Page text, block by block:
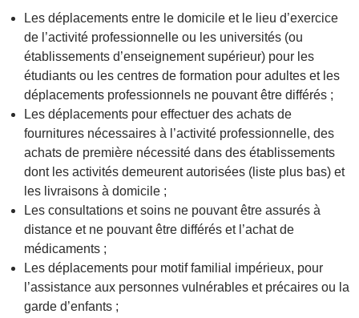
Les déplacements entre le domicile et le lieu d’exercice
de l’activité professionnelle ou les universités (ou
établissements d’enseignement supérieur) pour les
étudiants ou les centres de formation pour adultes et les
déplacements professionnels ne pouvant être différés ;
Les déplacements pour effectuer des achats de
fournitures nécessaires à l’activité professionnelle, des
achats de première nécessité dans des établissements
dont les activités demeurent autorisées (liste plus bas) et
les livraisons à domicile ;
Les consultations et soins ne pouvant être assurés à
distance et ne pouvant être différés et l’achat de
médicaments ;
Les déplacements pour motif familial impérieux, pour
l’assistance aux personnes vulnérables et précaires ou la
garde d’enfants ;